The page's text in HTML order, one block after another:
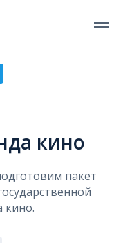
кино
пакет
кино.